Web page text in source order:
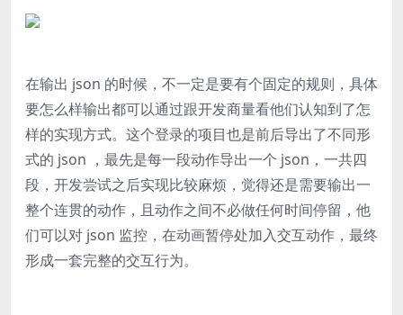
在输出 json 的时候，不一定是要有个固定的规则，具体
要怎么样输出都可以通过跟开发商量看他们认知到了怎
样的实现方式。这个登录的项目也是前后导出了不同形
式的 json ，最先是每一段动作导出一个 json，一共四
段，开发尝试之后实现比较麻烦，觉得还是需要输出一
整个连贯的动作，且动作之间不必做任何时间停留，他
们可以对 json 监控，在动画暂停处加入交互动作，最终
形成一套完整的交互行为。